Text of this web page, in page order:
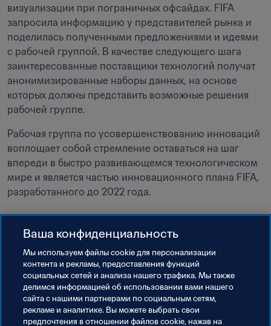
визуализации при пограничных офсайдах. FIFA
запросила информацию у представителей рынка и
поделилась полученными предложениями и идеями
с рабочей группой. В качестве следующего шага
заинтересованные поставщики технологий получат
анонимизированные наборы данных, на основе
которых должны представить возможные решения
рабочей группе.
Рабочая группа по усовершенствованию инноваций
воплощает собой стремление оставаться на шаг
впереди в быстро развивающемся технологическом
мире и является частью инновационного плана FIFA,
разработанного до 2022 года.
Обновлено: вторник, 13 сентября 2022 г. в 13:08
Ваша конфиденциальность
Мы используем файлы сookie для персонализации
контента и рекламы, предоставления функций
социальных сетей и анализа нашего трафика. Мы также
делимся информацией об использовании вами нашего
сайта с нашими партнерами по социальным сетям,
рекламе и аналитике. Вы можете выбрать свои
предпочтения в отношении файлов cookie, нажав на